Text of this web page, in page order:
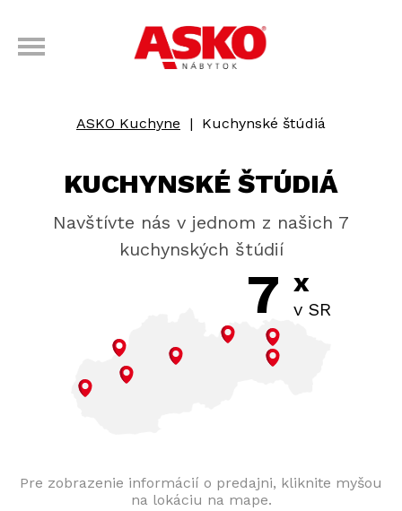
ASKO Kuchyne | Kuchynské štúdiá
KUCHYNSKÉ ŠTÚDIÁ
Navštívte nás v jednom z našich 7
kuchynských štúdií
7 x
v SR
Pre zobrazenie informácií o predajni, kliknite myšou
na lokáciu na mape.